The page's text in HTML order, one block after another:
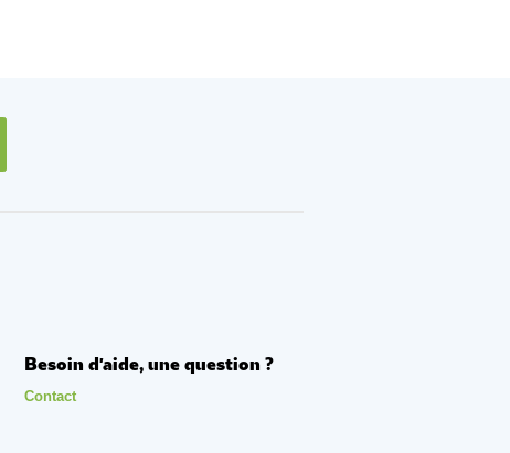
Besoin d'aide, une question ?
Contact